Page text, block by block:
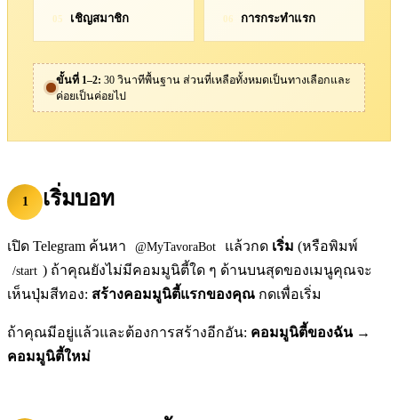
05 เชิญสมาชิก 06 การกระทำแรก
ขั้นที่ 1–2: 30 วินาทีพื้นฐาน ส่วนที่เหลือทั้งหมดเป็นทางเลือกและ
ค่อยเป็นค่อยไป
1 เริ่มบอท
เปิด Telegram ค้นหา @MyTavoraBot แล้วกด เริ่ม (หรือพิมพ์
/start ) ถ้าคุณยังไม่มีคอมมูนิตี้ใด ๆ ด้านบนสุดของเมนูคุณจะ
เห็นปุ่มสีทอง: สร้างคอมมูนิตี้แรกของคุณ กดเพื่อเริ่ม
ถ้าคุณมีอยู่แล้วและต้องการสร้างอีกอัน: คอมมูนิตี้ของฉัน→
คอมมูนิตี้ใหม่